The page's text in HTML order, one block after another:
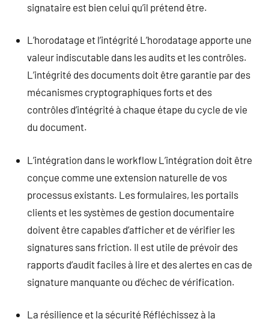
signataire est bien celui qu’il prétend être.
L’horodatage et l’intégrité L’horodatage apporte une
valeur indiscutable dans les audits et les contrôles.
L’intégrité des documents doit être garantie par des
mécanismes cryptographiques forts et des
contrôles d’intégrité à chaque étape du cycle de vie
du document.
L’intégration dans le workflow L’intégration doit être
conçue comme une extension naturelle de vos
processus existants. Les formulaires, les portails
clients et les systèmes de gestion documentaire
doivent être capables d’afficher et de vérifier les
signatures sans friction. Il est utile de prévoir des
rapports d’audit faciles à lire et des alertes en cas de
signature manquante ou d’échec de vérification.
La résilience et la sécurité Réfléchissez à la